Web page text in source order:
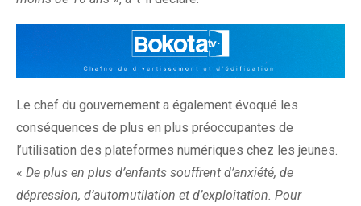
Le chef du gouvernement a également évoqué les
conséquences de plus en plus préoccupantes de
l’utilisation des plateformes numériques chez les jeunes.
« De plus en plus d’enfants souffrent d’anxiété, de
dépression, d’automutilation et d’exploitation. Pour